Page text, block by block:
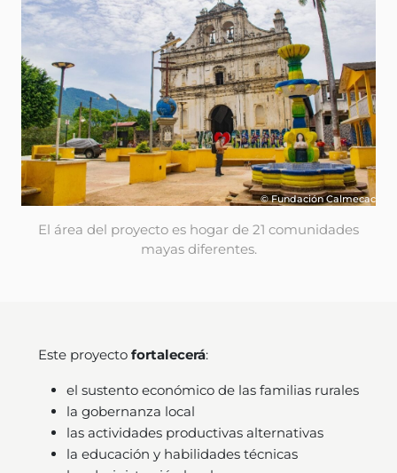
© Fundación Calmecac
El área del proyecto es hogar de 21 comunidades
mayas diferentes.
Este proyecto fortalecerá:
el sustento económico de las familias rurales
la gobernanza local
las actividades productivas alternativas
la educación y habilidades técnicas